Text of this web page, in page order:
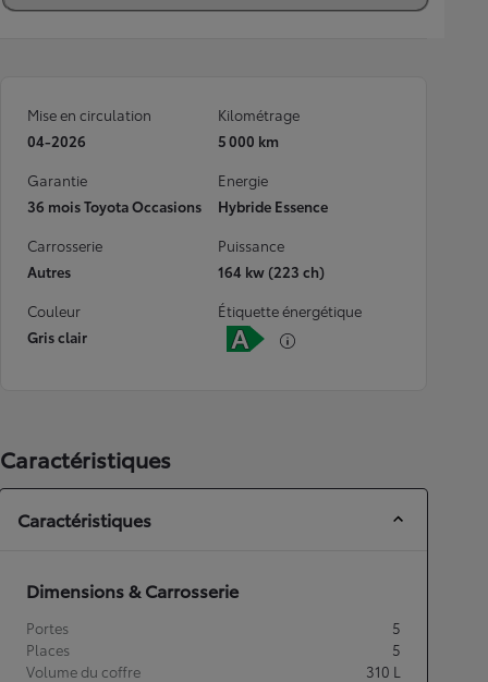
Mise en circulation
04-2026
Kilométrage
5 000 km
Garantie
36 mois Toyota Occasions
Energie
Hybride Essence
Carrosserie
Autres
Puissance
164 kw (223 ch)
Couleur
Gris clair
Étiquette énergétique
Caractéristiques
Caractéristiques
Dimensions & Carrosserie
Portes
5
Places
5
Volume du coffre
310 L